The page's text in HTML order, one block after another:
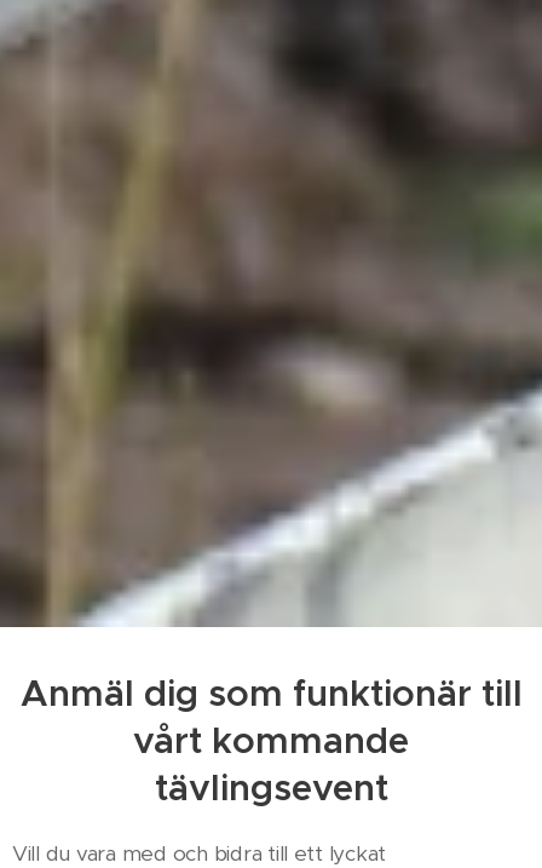
Anmäl dig som funktionär till
vårt kommande
tävlingsevent
Vill du vara med och bidra till ett lyckat